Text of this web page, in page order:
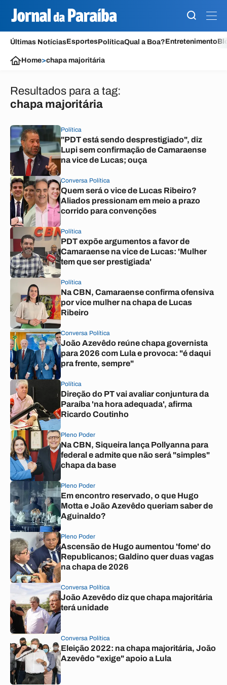
Últimas NotíciasEsportesPolíticaQual a Boa?Entretenimento
Home>chapa majoritária
Resultados para a tag:
chapa majoritária
Política
"PDT está sendo desprestigiado", diz
Lupi sem confirmação de Camaraense
na vice de Lucas; ouça
Conversa Política
Quem será o vice de Lucas Ribeiro?
Aliados pressionam em meio a prazo
corrido para convenções
Política
PDT expõe argumentos a favor de
Camaraense na vice de Lucas: 'Mulher
tem que ser prestigiada'
Política
Na CBN, Camaraense confirma ofensiva
por vice mulher na chapa de Lucas
Ribeiro
Conversa Política
João Azevêdo reúne chapa governista
para 2026 com Lula e provoca: "é daqui
pra frente, sempre"
Política
Direção do PT vai avaliar conjuntura da
Paraíba 'na hora adequada', afirma
Ricardo Coutinho
Pleno Poder
Na CBN, Siqueira lança Pollyanna para
federal e admite que não será "simples"
chapa da base
Pleno Poder
Em encontro reservado, o que Hugo
Motta e João Azevêdo queriam saber de
Aguinaldo?
Pleno Poder
Ascensão de Hugo aumentou 'fome' do
Republicanos; Galdino quer duas vagas
na chapa de 2026
Conversa Política
João Azevêdo diz que chapa majoritária
terá unidade
Conversa Política
Eleição 2022: na chapa majoritária, João
Azevêdo "exige" apoio a Lula